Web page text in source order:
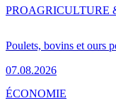
Poulets, bovins et ours
07.08.2026
PROAGRICULTURE
ÉCONOMIE